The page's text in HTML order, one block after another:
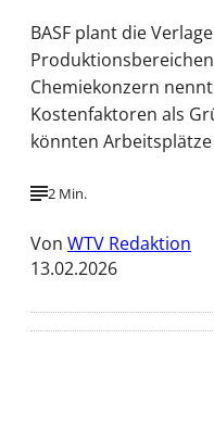
BASF plant die
Chemiekonzern
Kostenfaktoren als
könnten
2 Min.
Von WTV Redaktion
13.02.2026